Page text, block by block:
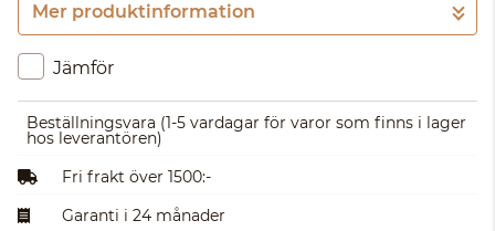
Gå till kassan
Mer produktinformation
Jämför
Beställningsvara (1-5 vardagar för varor som finns i lager
hos leverantören)
Fri frakt över 1500:-
Garanti i 24 månader